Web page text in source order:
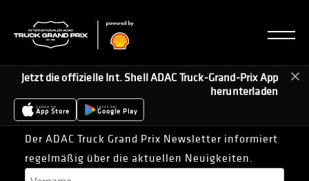
Jetzt die offizielle Int. Shell ADAC Truck-Grand-Prix App
herunterladen
Laden im
App Store
Jetzt bei
Google Play
Jetzt zu unserem Truck Grand Prix Newsletter
anmelden
Der ADAC Truck Grand Prix Newsletter informiert
regelmäßig über die aktuellen Neuigkeiten.